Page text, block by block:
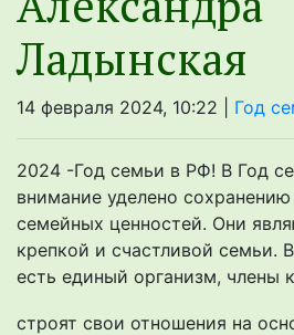
Ладынская
14 февраля 2024, 10:22 | Год
2024 -Год семьи в РФ! В Год
внимание уделено
семейных ценностей. Они
крепкой и счастливой семьи.
есть единый организм, члены
строят свои отношения на